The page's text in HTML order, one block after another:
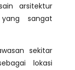
arsitektur
sangat
sekitar
lokasi